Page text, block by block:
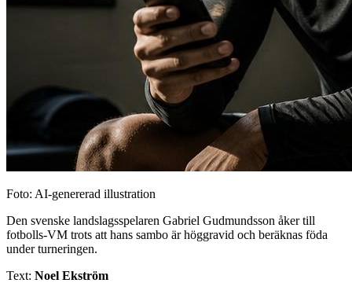
Foto: AI-genererad illustration
Den svenske landslagsspelaren Gabriel Gudmundsson åker till
fotbolls-VM trots att hans sambo är höggravid och beräknas föda
under turneringen.
Text: Noel Ekström